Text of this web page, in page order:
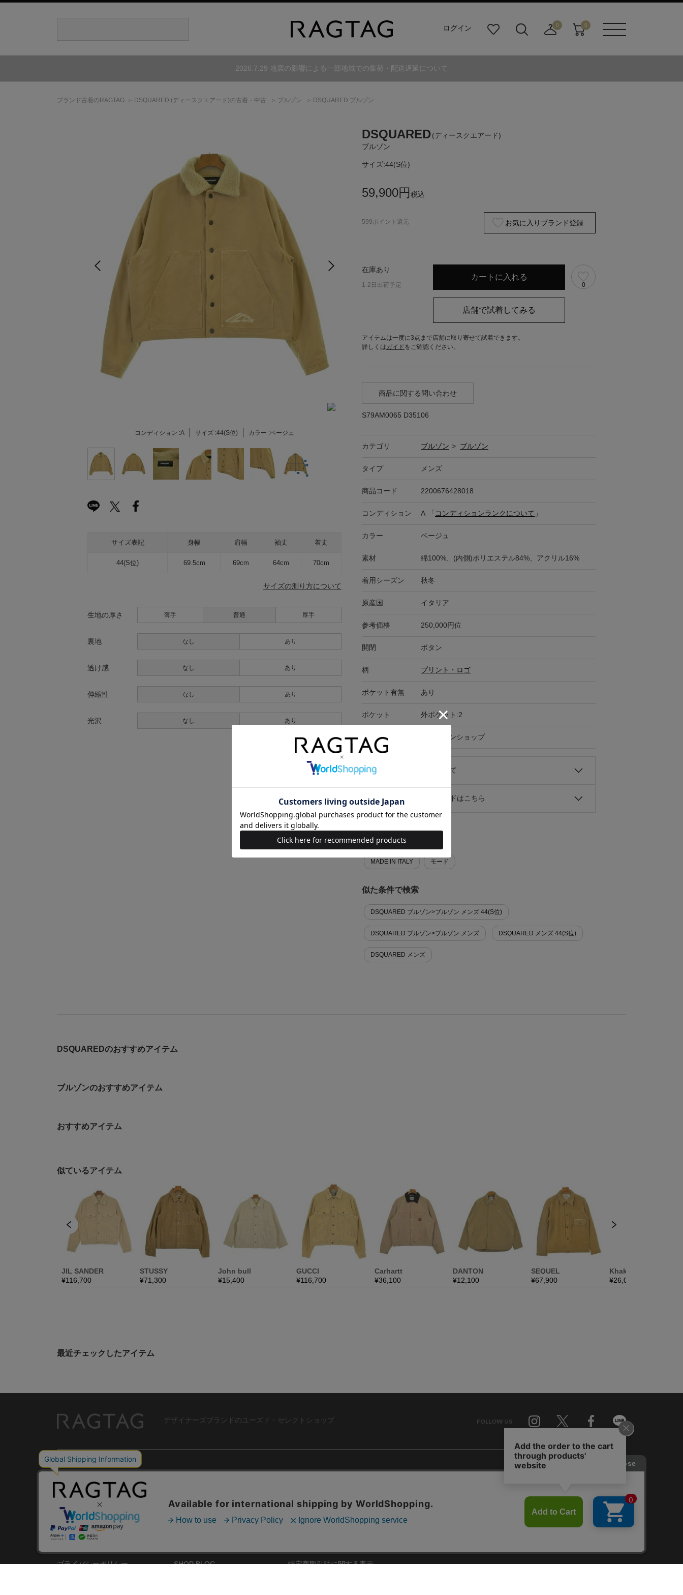
ログイン
り
ダ
0
寄
0
2026.7.29 地震の影響による一部地域での集荷・配送遅延について
ブランド古着のRAGTAG DSQUARED (ディースクエアード)の古着・中古 ブルゾン DSQUARED ブルゾン
コンディション :A サイズ :44(S位) カラー :ベージュ
サイズ表記 身幅 肩幅 袖丈 着丈
44(S位) 69.5cm 69cm 64cm 70cm
サイズの測り方について
生地の厚さ 薄手 普通 厚手
裏地 なし あり
透け感 なし あり
伸縮性 なし あり
光沢 なし あり
DSQUARED(ディースクエアード)
ブルゾン
サイズ:44(S位)
59,900円 税込
599ポイント還元 お気に入りブランド登録
在庫あり
1-2日出荷予定 0
アイテムは一度に3点まで店舗に取り寄せて試着できます。
詳しくはガイド をご確認ください。
商品に関する問い合わせ
S79AM0065 D35106
カテゴリ ブルゾン > ブルゾン
タイプ メンズ
商品コード 2200676428018
コンディション A 「 コンディションランクについて 」
カラー ベージュ
素材 綿100%、(内側)ポリエステル84%、アクリル16%
着用シーズン 秋冬
原産国 イタリア
参考価格 250,000円位
開閉 ボタン
柄 プリント・ロゴ
ポケット有無 あり
ポケット 外ポケット:2
在庫店舗 オンラインショップ
キャンセル・返品について
お買い物時のご利用ガイドはこちら
関連キーワード
MADE IN ITALY モード
似た条件で検索
DSQUARED ブルゾン>ブルゾン メンズ 44(S位)
DSQUARED ブルゾン>ブルゾン メンズ DSQUARED メンズ 44(S位)
DSQUARED メンズ
DSQUAREDのおすすめアイテム
ブルゾンのおすすめアイテム
おすすめアイテム
最近チェックしたアイテム
デザイナーズブランドのユーズド・セレクトショップ FOLLOW US
Line
USER GUIDE
ご利用ガイド
レビュー
RAGTAGについて
プライバシーポリシー
ショップリスト
お買い取りサイト
SHOP BLOG
コーポレートサイト
会社概要
特定商取引法に関する表示
RAGTAG 公式アプリ
RAGTAG MEMBER'S CARD
RAGTAG MAGAZINE